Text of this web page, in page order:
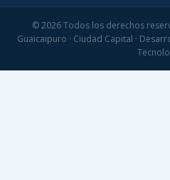
© 2026 Todos los derechos
Guaicaipuro · Ciudad Capital ·